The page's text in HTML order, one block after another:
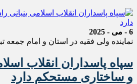
6 - می - 2025
نماینده ولی فقیه در استان و امام جمعه
سپاه پاسداران انقلاب
و ساختاری مستحکم دارد